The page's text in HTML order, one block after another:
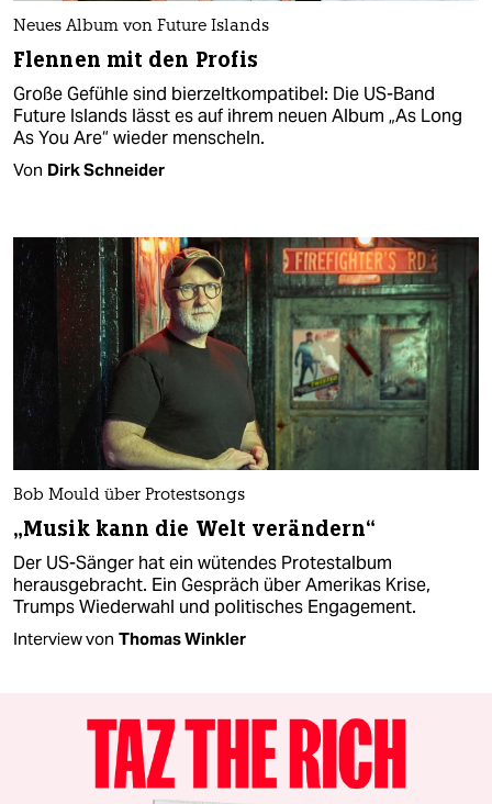
Neues Album von Future Islands
Flennen mit den Profis
Große Gefühle sind bierzelt­kompatibel: Die US-Band
Future Islands lässt es auf ihrem neuen Album „As Long
As You Are“ wieder menscheln.
Von Dirk Schneider
Bob Mould über Protestsongs
„Musik kann die Welt verändern“
Der US-Sänger hat ein wütendes Protestalbum
herausgebracht. Ein Gespräch über Amerikas Krise,
Trumps Wiederwahl und politisches Engagement.
Interview von Thomas Winkler